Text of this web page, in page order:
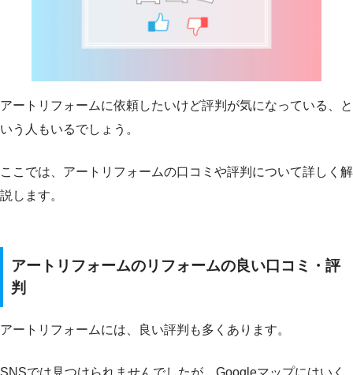
アートリフォームに依頼したいけど評判が気になっている、と
いう人もいるでしょう。
ここでは、アートリフォームの口コミや評判について詳しく解
説します。
アートリフォームのリフォームの良い口コミ・評
判
アートリフォームには、良い評判も多くあります。
SNSでは見つけられませんでしたが、Googleマップにはいく